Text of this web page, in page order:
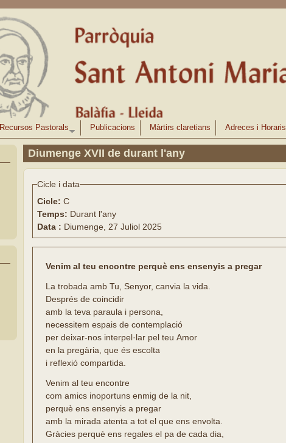
Recursos Pastorals Publicacions Màrtirs claretians Adreces i Horaris
Diumenge XVII de durant l'any
Cicle i data
Cicle: C
Temps: Durant l'any
Data : Diumenge, 27 Juliol 2025
Venim al teu encontre perquè ens ensenyis a pregar
La trobada amb Tu, Senyor, canvia la vida.
Després de coincidir
amb la teva paraula i persona,
necessitem espais de contemplació
per deixar-nos interpel·lar pel teu Amor
en la pregària, que és escolta
i reflexió compartida.
Venim al teu encontre
com amics inoportuns enmig de la nit,
perquè ens ensenyis a pregar
amb la mirada atenta a tot el que ens envolta.
Gràcies perquè ens regales el pa de cada dia,